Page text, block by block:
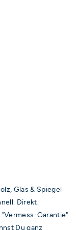
Glas & Spiegel
Direkt.
Garantie"
Du ganz